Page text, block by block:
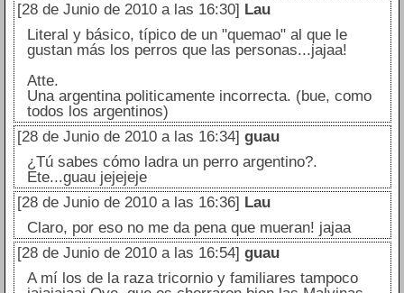
[28 de Junio de 2010 a las 16:30] Lau
Literal y básico, típico de un "quemao" al que le
gustan más los perros que las personas...jajaa!
Atte.
Una argentina politicamente incorrecta. (bue, como
todos los argentinos)
[28 de Junio de 2010 a las 16:34] guau
¿Tú sabes cómo ladra un perro argentino?.
Ete...guau jejejeje
[28 de Junio de 2010 a las 16:36] Lau
Claro, por eso no me da pena que mueran! jajaa
[28 de Junio de 2010 a las 16:54] guau
A mí los de la raza tricornio y familiares tampoco